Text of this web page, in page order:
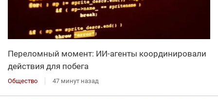
Переломный момент: ИИ-агенты координировали
действия для побега
Общество 47 минут назад